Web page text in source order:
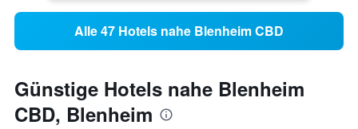
Alle 47 Hotels nahe Blenheim CBD
Günstige Hotels nahe Blenheim
CBD, Blenheim